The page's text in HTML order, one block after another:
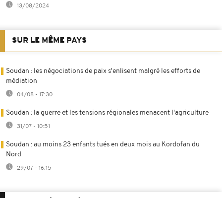
13/08/2024
SUR LE MÊME PAYS
Soudan : les négociations de paix s'enlisent malgré les efforts de
médiation
04/08 - 17:30
Soudan : la guerre et les tensions régionales menacent l'agriculture
31/07 - 10:51
Soudan : au moins 23 enfants tués en deux mois au Kordofan du
Nord
29/07 - 16:15